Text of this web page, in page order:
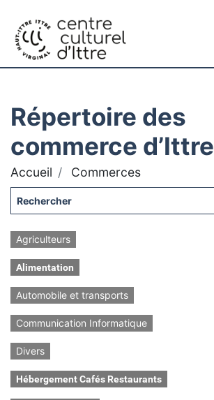
Répertoire des
commerce d’Ittre
Accueil Commerces
Agriculteurs
Alimentation
Automobile et transports
Communication Informatique
Divers
Hébergement Cafés Restaurants